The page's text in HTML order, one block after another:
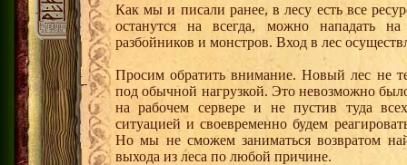
Как мы и писали ранее, в лесу есть все
останутся на всегда, можно нападать
разбойников и монстров. Вход в лес
Просим обратить внимание. Новый лес не
под обычной нагрузкой. Это невозможно
на рабочем сервере и не пустив туда
ситуацией и своевременно будем
Но мы не сможем заниматься возвратом
выхода из леса по любой причине.